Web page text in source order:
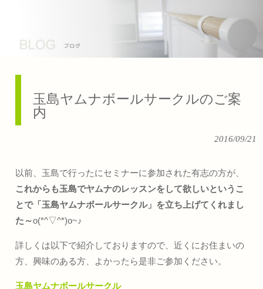
玉島ヤムナボールサークルのご案
内
2016/09/21
以前、玉島で行ったにセミナーに参加された有志の方が、
これからも玉島でヤムナのレッスンをして欲しいというこ
とで「玉島ヤムナボールサークル」を立ち上げてくれまし
た～o(*^▽^*)o~♪
詳しくは以下で紹介しておりますので、近くにお住まいの
方、興味のある方、よかったら是非ご参加ください。
玉島ヤムナボールサークル